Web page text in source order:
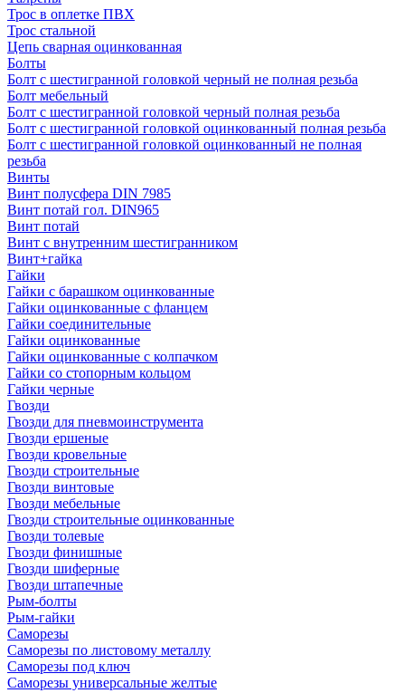
Трос в оплетке ПВХ
Трос стальной
Цепь сварная оцинкованная
Болты
Болт с шестигранной головкой черный не полная резьба
Болт мебельный
Болт с шестигранной головкой черный полная резьба
Болт с шестигранной головкой оцинкованный полная резьба
Болт с шестигранной головкой оцинкованный не полная
резьба
Винты
Винт полусфера DIN 7985
Винт потай гол. DIN965
Винт потай
Винт с внутренним шестигранником
Винт+гайка
Гайки
Гайки с барашком оцинкованные
Гайки оцинкованные с фланцем
Гайки соединительные
Гайки оцинкованные
Гайки оцинкованные с колпачком
Гайки со стопорным кольцом
Гайки черные
Гвозди
Гвозди для пневмоинструмента
Гвозди ершеные
Гвозди кровельные
Гвозди строительные
Гвозди винтовые
Гвозди мебельные
Гвозди строительные оцинкованные
Гвозди толевые
Гвозди финишные
Гвозди шиферные
Гвозди штапечные
Рым-болты
Рым-гайки
Саморезы
Саморезы по листовому металлу
Саморезы под ключ
Саморезы универсальные желтые